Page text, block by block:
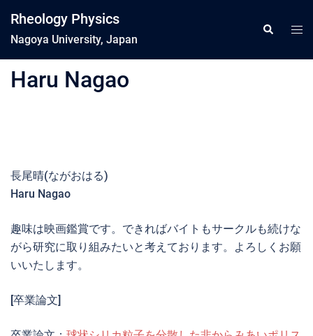
ン
Rheology Physics
Nagoya University, Japan
検
索
ト
Haru Nagao
長尾晴(ながおはる)
Haru Nagao
趣味は映画鑑賞です。できればバイトもサークルも続けな
がら研究に取り組みたいと考えております。よろしくお願
いいたします。
[卒業論文]